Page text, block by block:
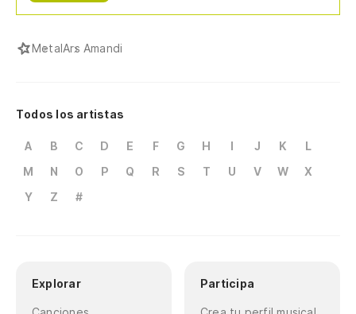
MetalArs Amandi
Todos los artistas
A B C D E F G H I J K
L
M
N O P Q R S T U V W
X
Y
Z #
Explorar Participa